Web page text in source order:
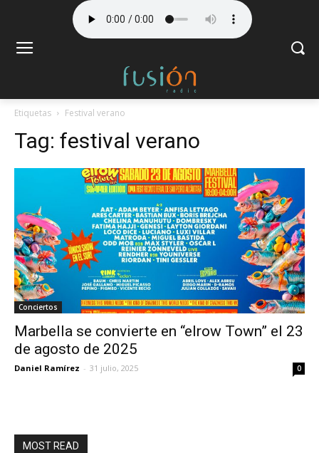
Etiquetas Festival verano
Tag: festival verano
Conciertos
Marbella se convierte en “elrow Town” el 23
de agosto de 2025
Daniel Ramírez - 31 julio, 2025 0
MOST READ